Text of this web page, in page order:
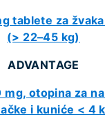
tablete za
(> 22–45 kg)
ADVANTAGE
otopina za
i kuniće < 4